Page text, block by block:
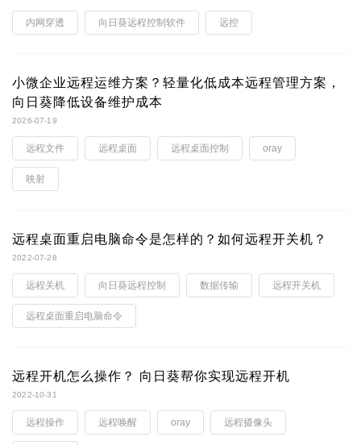
内网穿透 向日葵远程控制软件 远控
小微企业远程运维方案？轻量化低成本远程管理方案，
向日葵降低设备维护成本
2026-07-19
远程文件 远程桌面 远程桌面控制 oray
映射
远程桌面重启电脑命令是怎样的？如何远程开关机？
2022-07-28
远程关机 向日葵远程控制 数据传输 远程开关机
远程桌面重启电脑命令
远程开机怎么操作？ 向日葵帮你实现远程开机
2022-10-31
远程操作 远程唤醒 oray 远程摄像头